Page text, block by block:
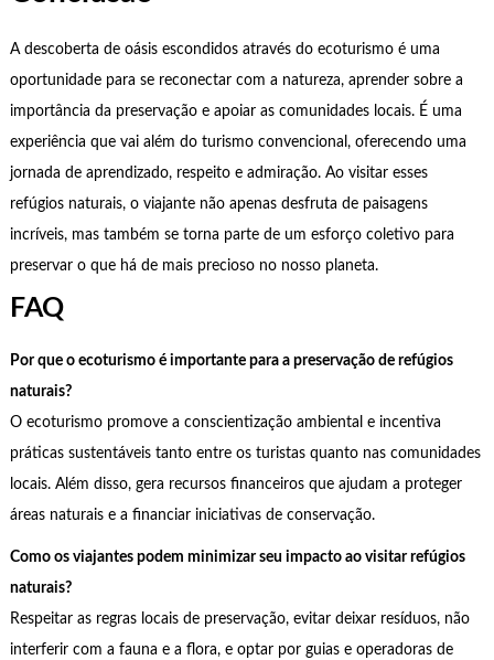
A descoberta de oásis escondidos através do ecoturismo é uma
oportunidade para se reconectar com a natureza, aprender sobre a
importância da preservação e apoiar as comunidades locais. É uma
experiência que vai além do turismo convencional, oferecendo uma
jornada de aprendizado, respeito e admiração. Ao visitar esses
refúgios naturais, o viajante não apenas desfruta de paisagens
incríveis, mas também se torna parte de um esforço coletivo para
preservar o que há de mais precioso no nosso planeta.
FAQ
Por que o ecoturismo é importante para a preservação de refúgios
naturais?
O ecoturismo promove a conscientização ambiental e incentiva
práticas sustentáveis tanto entre os turistas quanto nas comunidades
locais. Além disso, gera recursos financeiros que ajudam a proteger
áreas naturais e a financiar iniciativas de conservação.
Como os viajantes podem minimizar seu impacto ao visitar refúgios
naturais?
Respeitar as regras locais de preservação, evitar deixar resíduos, não
interferir com a fauna e a flora, e optar por guias e operadoras de